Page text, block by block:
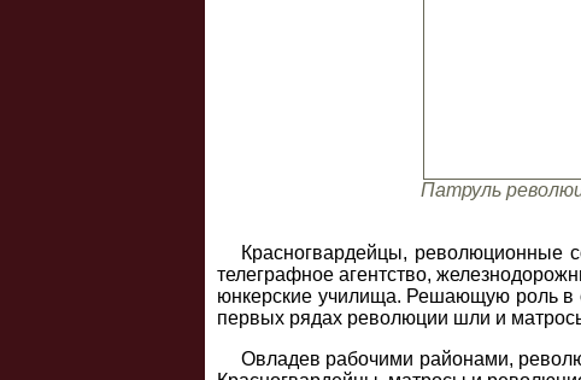
Патруль
Красногвардейцы, революционные
телеграфное агентство,
юнкерские училища. Решающую роль в
первых рядах революции шли и
Овладев рабочими районами,